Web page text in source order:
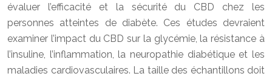
évaluer l’efficacité et la sécurité du CBD chez les
personnes atteintes de diabète. Ces études devraient
examiner l’impact du CBD sur la glycémie, la résistance à
l’insuline, l’inflammation, la neuropathie diabétique et les
maladies cardiovasculaires. La taille des échantillons doit